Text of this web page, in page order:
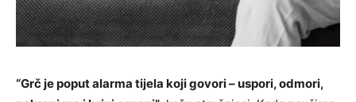
“Grč je poput alarma tijela koji govori – uspori, odmori,